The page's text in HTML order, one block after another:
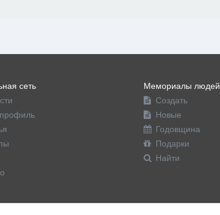
сеть
Мемориалы людей
Создать
Новые
Годовщина
Подарки
Найти